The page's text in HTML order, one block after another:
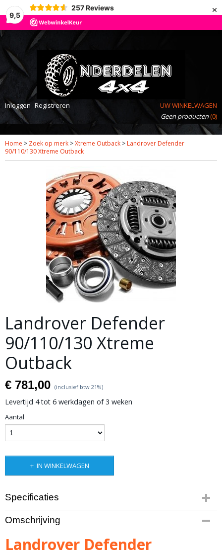
9,5
257 Reviews ×
Inloggen Registreren
UW WINKELWAGEN
Geen producten(0)
Home > Zoek op merk >Xtreme Outback > Landrover Defender
90/110/130 Xtreme Outback
Landrover Defender
90/110/130 Xtreme
Outback
€ 781,00 (inclusief btw 21%)
Levertijd 4 tot 6 werkdagen of 3 weken
Aantal
IN WINKELWAGEN
Specificaties
Bruto gewicht
10,90 Kg
Omschrijving
Landrover Defender